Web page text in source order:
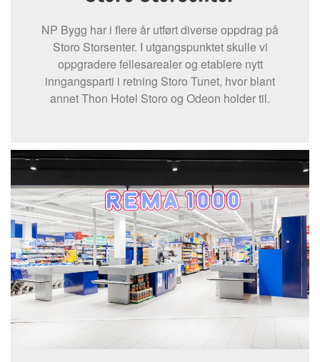
NP Bygg har i flere år utført diverse oppdrag på
Storo Storsenter. I utgangspunktet skulle vi
oppgradere fellesarealer og etablere nytt
inngangsparti i retning Storo Tunet, hvor blant
annet Thon Hotel Storo og Odeon holder til.